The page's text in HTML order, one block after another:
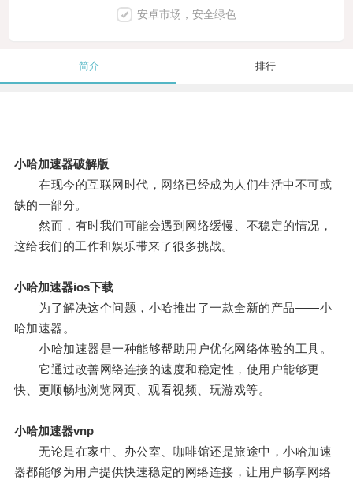
安卓市场，安全绿色
简介 排行
小哈加速器破解版
在现今的互联网时代，网络已经成为人们生活中不可或
缺的一部分。
然而，有时我们可能会遇到网络缓慢、不稳定的情况，
这给我们的工作和娱乐带来了很多挑战。
小哈加速器ios下载
为了解决这个问题，小哈推出了一款全新的产品——小
哈加速器。
小哈加速器是一种能够帮助用户优化网络体验的工具。
它通过改善网络连接的速度和稳定性，使用户能够更
快、更顺畅地浏览网页、观看视频、玩游戏等。
小哈加速器vnp
无论是在家中、办公室、咖啡馆还是旅途中，小哈加速
器都能够为用户提供快速稳定的网络连接，让用户畅享网络